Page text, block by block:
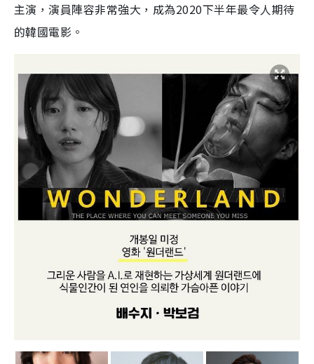
主演，演員陣容非常強大，成為2020下半年最令人期待
的韓國電影。